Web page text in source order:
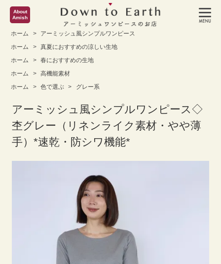
About
Amish
ホーム >
アーミッシュ風シンプルワンピース
ホーム
> 真夏におすすめの涼しい生地
ホーム
> 春におすすめの生地
ホーム
> 高機能素材
ホーム
> 色で選ぶ > グレー系
アーミッシュ風シンプルワンピース◇
杢グレー（リネンライク素材・やや薄
手）*速乾・防シワ機能*